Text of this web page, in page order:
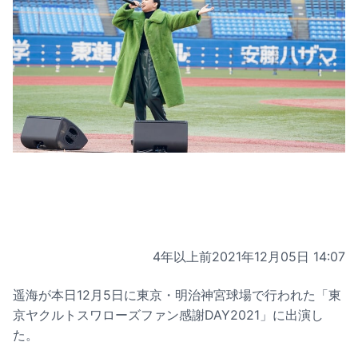
4年以上前2021年12月05日 14:07
遥海が本日12月5日に東京・明治神宮球場で行われた「東
京ヤクルトスワローズファン感謝DAY2021」に出演し
た。